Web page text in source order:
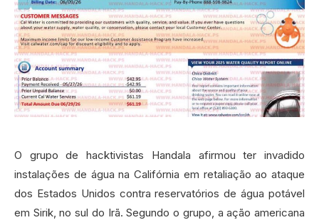
O grupo de hacktivistas Handala afirmou ter invadido
instalações de água na Califórnia em retaliação ao ataque
dos Estados Unidos contra reservatórios de água potável
em Sirik, no sul do Irã. Segundo o grupo, a ação americana